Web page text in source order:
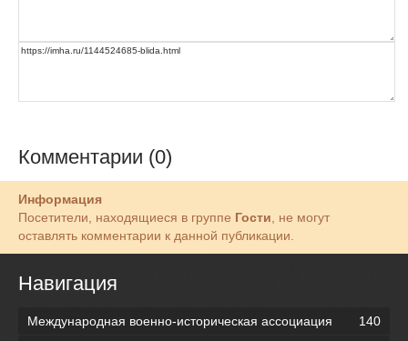
Комментарии (0)
Информация
Посетители, находящиеся в группе Гости , не могут
оставлять комментарии к данной публикации.
Навигация
Международная военно-историческая ассоциация
140